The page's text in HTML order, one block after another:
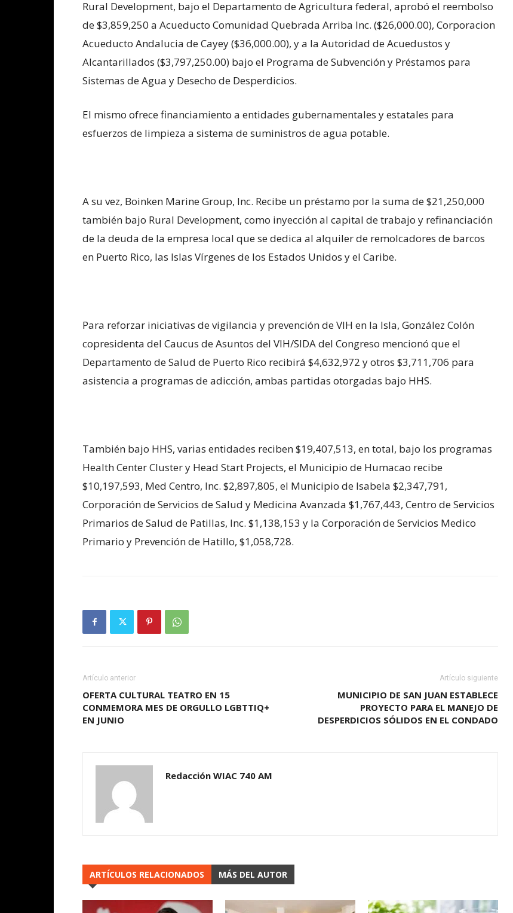
Rural Development, bajo el Departamento de Agricultura federal, aprobó el reembolso
de $3,859,250 a Acueducto Comunidad Quebrada Arriba Inc. ($26,000.00), Corporacion
Acueducto Andalucia de Cayey ($36,000.00), y a la Autoridad de Acuedustos y
Alcantarillados ($3,797,250.00) bajo el Programa de Subvención y Préstamos para
Sistemas de Agua y Desecho de Desperdicios.
El mismo ofrece financiamiento a entidades gubernamentales y estatales para
esfuerzos de limpieza a sistema de suministros de agua potable.
A su vez, Boinken Marine Group, Inc. Recibe un préstamo por la suma de $21,250,000
también bajo Rural Development, como inyección al capital de trabajo y refinanciación
de la deuda de la empresa local que se dedica al alquiler de remolcadores de barcos
en Puerto Rico, las Islas Vírgenes de los Estados Unidos y el Caribe.
Para reforzar iniciativas de vigilancia y prevención de VIH en la Isla, González Colón
copresidenta del Caucus de Asuntos del VIH/SIDA del Congreso mencionó que el
Departamento de Salud de Puerto Rico recibirá $4,632,972 y otros $3,711,706 para
asistencia a programas de adicción, ambas partidas otorgadas bajo HHS.
También bajo HHS, varias entidades reciben $19,407,513, en total, bajo los programas
Health Center Cluster y Head Start Projects, el Municipio de Humacao recibe
$10,197,593, Med Centro, Inc. $2,897,805, el Municipio de Isabela $2,347,791,
Corporación de Servicios de Salud y Medicina Avanzada $1,767,443, Centro de Servicios
Primarios de Salud de Patillas, Inc. $1,138,153 y la Corporación de Servicios Medico
Primario y Prevención de Hatillo, $1,058,728.
Artículo anterior
OFERTA CULTURAL TEATRO EN 15
CONMEMORA MES DE ORGULLO LGBTTIQ+
EN JUNIO
Artículo siguiente
MUNICIPIO DE SAN JUAN ESTABLECE
PROYECTO PARA EL MANEJO DE
DESPERDICIOS SÓLIDOS EN EL CONDADO
Redacción WIAC 740 AM
ARTÍCULOS RELACIONADOS MÁS DEL AUTOR